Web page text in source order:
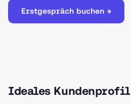
Erstgespräch buchen →
Ideales Kundenprofil